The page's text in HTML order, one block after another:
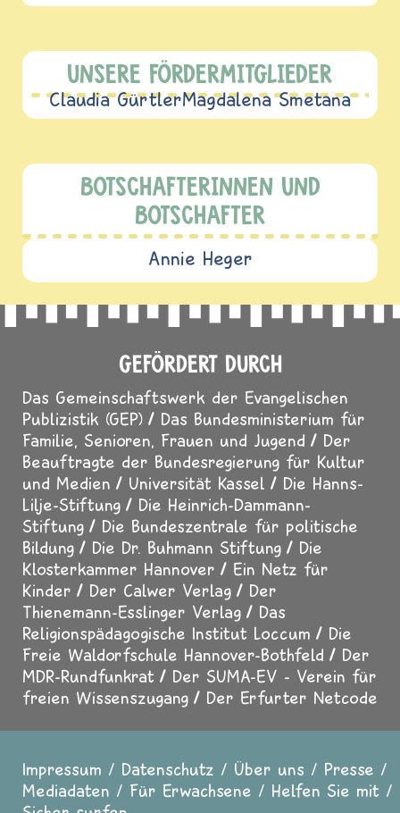
UNSERE FÖRDERMITGLIEDER
Claudia GürtlerMagdalena Smetana
BOTSCHAFTERINNEN UND
BOTSCHAFTER
Annie Heger
GEFÖRDERT DURCH
Das Gemeinschaftswerk der Evangelischen
Publizistik (GEP)
Das Bundesministerium für
Familie, Senioren, Frauen und Jugend
Der
Beauftragte der Bundesregierung für Kultur
und Medien
Universität Kassel
Die Hanns-
Lilje-Stiftung
Die Heinrich-Dammann-
Stiftung
Die Bundeszentrale für politische
Bildung
Die Dr. Buhmann Stiftung
Die
Klosterkammer Hannover
Ein Netz für
Kinder
Der Calwer Verlag
Der
Thienemann-Esslinger Verlag
Das
Religionspädagogische Institut Loccum
Die
Freie Waldorfschule Hannover-Bothfeld
Der
MDR-Rundfunkrat
Der SUMA-EV - Verein für
freien Wissenszugang
Der Erfurter Netcode
Fußzeile
Impressum Datenschutz Über uns
Presse
Mediadaten
Für Erwachsene
Helfen Sie mit